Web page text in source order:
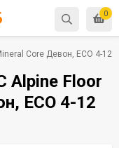
0
Core Девон, ECO 4-12
Alpine Floor
ECO 4-12